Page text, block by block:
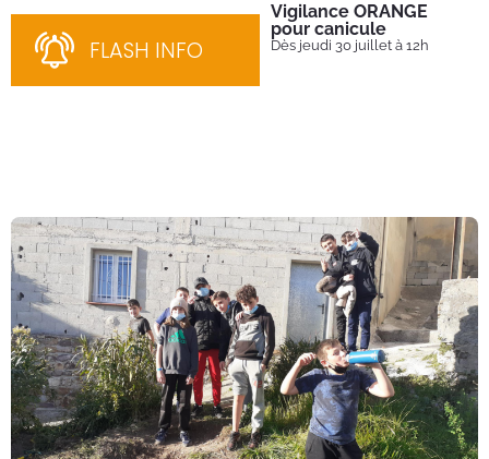
FLASH INFO
Vigilance ORANGE
pour canicule
Dès jeudi 30 juillet à 12h